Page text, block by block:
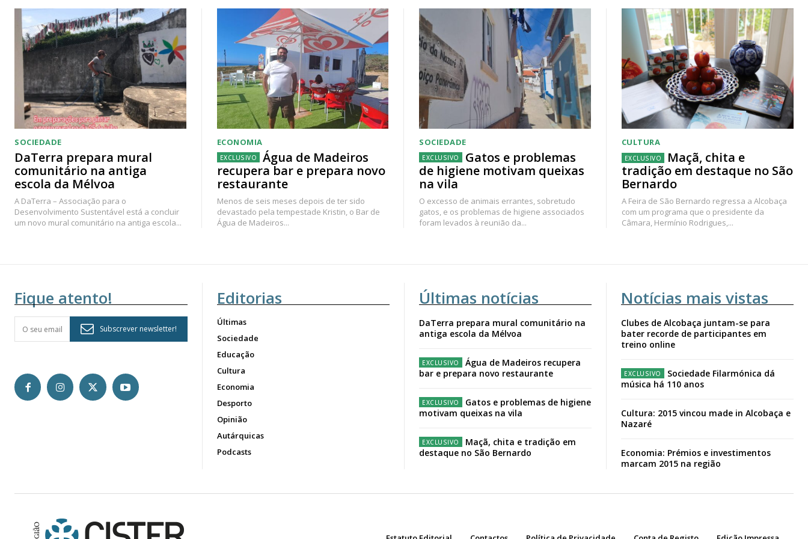
SOCIEDADE
DaTerra prepara mural
comunitário na antiga
escola da Mélvoa
A DaTerra – Associação para o
Desenvolvimento Sustentável está a concluir
um novo mural comunitário na antiga escola...
ECONOMIA
Água de Madeiros
recupera bar e prepara novo
restaurante
Menos de seis meses depois de ter sido
devastado pela tempestade Kristin, o Bar de
Água de Madeiros...
SOCIEDADE
Gatos e problemas
de higiene motivam queixas
na vila
O excesso de animais errantes, sobretudo
gatos, e os problemas de higiene associados
foram levados à reunião da...
CULTURA
Maçã, chita e
tradição em destaque no São
Bernardo
A Feira de São Bernardo regressa a Alcobaça
com um programa que o presidente da
Câmara, Hermínio Rodrigues,...
Fique atento!
Subscrever newsletter!
Editorias
Últimas
Sociedade
Educação
Cultura
Economia
Desporto
Opinião
Autárquicas
Podcasts
Últimas notícias
DaTerra prepara mural comunitário na
antiga escola da Mélvoa
Água de Madeiros recupera
bar e prepara novo restaurante
Gatos e problemas de higiene
motivam queixas na vila
Maçã, chita e tradição em
destaque no São Bernardo
Notícias mais vistas
Clubes de Alcobaça juntam-se para
bater recorde de participantes em
treino online
Sociedade Filarmónica dá
música há 110 anos
Cultura: 2015 vincou made in Alcobaça e
Nazaré
Economia: Prémios e investimentos
marcam 2015 na região